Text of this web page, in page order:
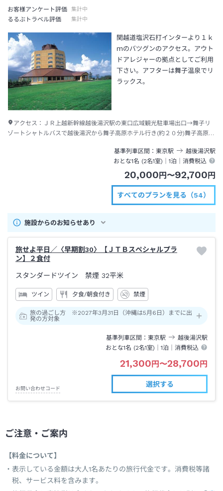
お客様アンケート評価 集計中
るるぶトラベル評価 集計中
関越道塩沢石打インターより１ｋ
ｍのバツグンのアクセス。アウト
ドアレジャーの拠点としてご利用
下さい。アフターは舞子温泉でリ
ラックス。
アクセス： ＪＲ上越新幹線越後湯沢駅の東口広域観光駐車場出口→舞子リ
ゾートシャトルバスで越後湯沢から舞子高原ホテル行き(約２０分)舞子高原ホ
基準列車区間
東京駅 越後湯沢駅
おとな1名 (2名1室)｜1泊 ｜消費税込
20,000 円 〜92,700 円
すべてのプランを見る（54）
施設からのお知らせあり
旅せよ平日／〈早期割30〉【ＪＴＢスペシャルプラ
ン】２食付
スタンダードツイン 禁煙 32平米
ツイン 夕食/朝食付き 禁煙
旅の過ごし方 ※2027年3月31日（沖縄は5月6日）までに出
発の方対象
基準列車区間 東京駅 越後湯沢駅
おとな1名 (2名1室)｜1泊 ｜消費税込
21,300 円 〜28,700 円
お問い合わせコード
選択する
ご注意・ご案内
【料金について】
表示している金額は大人1名あたりの旅行代金です。消費税等諸
税、サービス料を含みます。